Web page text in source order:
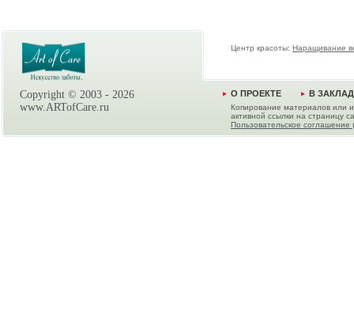
Copyright © 2003 - 2026
www.ARTofCare.ru
Центр красоты: Наращивание
О ПРОЕКТЕ В
Копирование материалов или
активной ссылки на страницу
Пользовательское